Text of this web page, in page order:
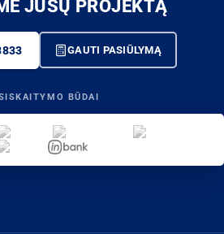
JŪSŲ PROJEKTĄ
GAUTI PASIŪLYMĄ
BŪDAI